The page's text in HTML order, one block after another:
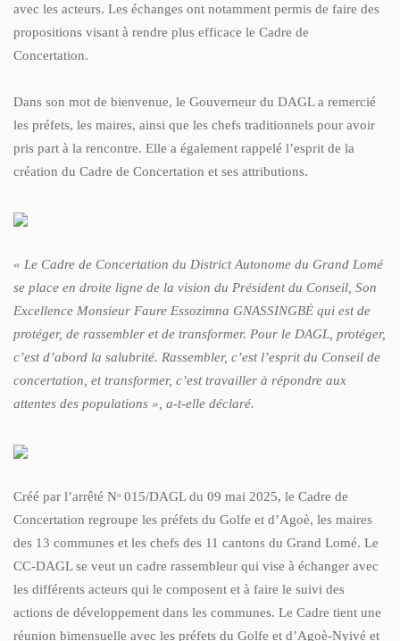
avec les acteurs. Les échanges ont notamment permis de faire des
propositions visant à rendre plus efficace le Cadre de
Concertation.
Dans son mot de bienvenue, le Gouverneur du DAGL a remercié
les préfets, les maires, ainsi que les chefs traditionnels pour avoir
pris part à la rencontre. Elle a également rappelé l’esprit de la
création du Cadre de Concertation et ses attributions.
« Le Cadre de Concertation du District Autonome du Grand Lomé
se place en droite ligne de la vision du Président du Conseil, Son
Excellence Monsieur Faure Essozimna GNASSINGBÉ qui est de
protéger, de rassembler et de transformer. Pour le DAGL, protéger,
c’est d’abord la salubrité. Rassembler, c’est l’esprit du Conseil de
concertation, et transformer, c’est travailler à répondre aux
attentes des populations », a-t-elle déclaré.
Créé par l’arrêté Nᵒ 015/DAGL du 09 mai 2025, le Cadre de
Concertation regroupe les préfets du Golfe et d’Agoè, les maires
des 13 communes et les chefs des 11 cantons du Grand Lomé. Le
CC-DAGL se veut un cadre rassembleur qui vise à échanger avec
les différents acteurs qui le composent et à faire le suivi des
actions de développement dans les communes. Le Cadre tient une
réunion bimensuelle avec les préfets du Golfe et d’Agoè-Nyivé et